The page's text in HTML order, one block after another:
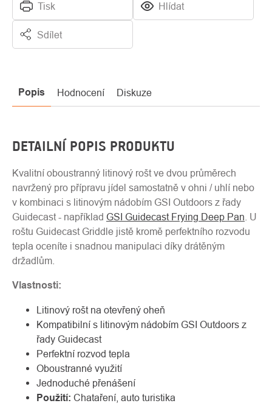
Tisk Hlídat
Sdílet
Popis Hodnocení Diskuze
DETAILNÍ POPIS PRODUKTU
Kvalitní oboustranný litinový rošt ve dvou průměrech
navržený pro přípravu jídel samostatně v ohni / uhlí nebo
v kombinaci s litinovým nádobím GSI Outdoors z řady
Guidecast - například GSI Guidecast Frying Deep Pan . U
roštu Guidecast Griddle jistě kromě perfektního rozvodu
tepla oceníte i snadnou manipulaci díky drátěným
držadlům.
Vlastnosti:
Litinový rošt na otevřený oheň
Kompatibilní s litinovým nádobím GSI Outdoors z
řady Guidecast
Perfektní rozvod tepla
Oboustranné využití
Jednoduché přenášení
Použití: Chataření, auto turistika